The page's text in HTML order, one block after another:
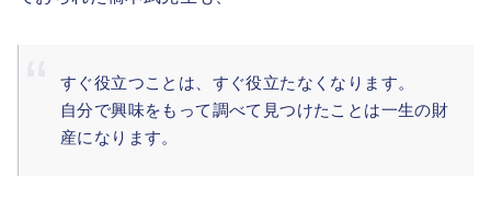
すぐ役立つことは、すぐ役立たなくなります。
自分で興味をもって調べて見つけたことは一生の財
産になります。